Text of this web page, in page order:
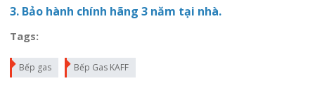
3. Bảo hành chính hãng 3 năm tại nhà.
Tags:
Bếp gas Bếp Gas KAFF